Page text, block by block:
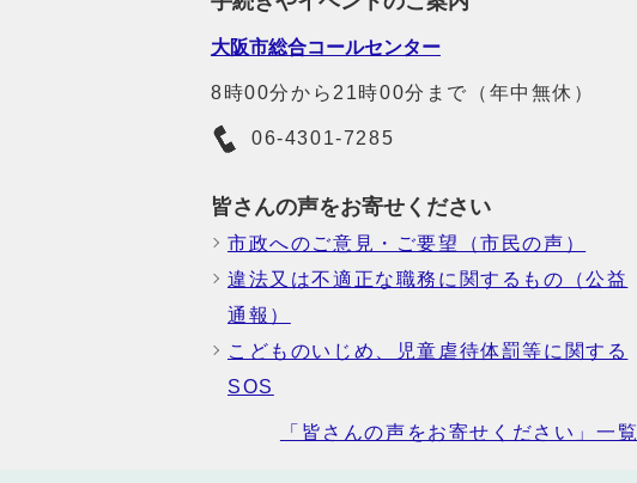
大阪市総合コールセンター
8時00分から21時00分まで（年中無休）
06-4301-7285
皆さんの声をお寄せください
市政へのご意見・ご要望（市民の声）
違法又は不適正な職務に関するもの（公益
通報）
こどものいじめ、児童虐待体罰等に関する
SOS
「皆さんの声をお寄せください」一覧